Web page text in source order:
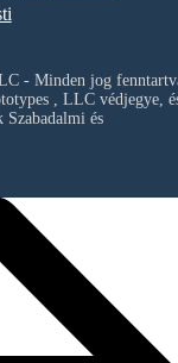
- Minden jog
, LLCvédjegye,
és